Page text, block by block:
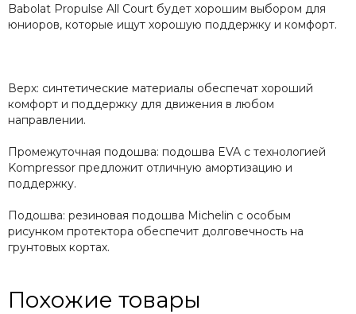
Babolat Propulse All Court будет хорошим выбором для
юниоров, которые ищут хорошую поддержку и комфорт.
Верх: синтетические материалы обеспечат хороший
комфорт и поддержку для движения в любом
направлении.
Промежуточная подошва: подошва EVA с технологией
Kompressor предложит отличную амортизацию и
поддержку.
Подошва: резиновая подошва Michelin с особым
рисунком протектора обеспечит долговечность на
грунтовых кортах.
Похожие товары